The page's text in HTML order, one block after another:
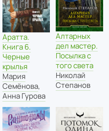
Аратта.
Книга 6.
Черные
крылья
Мария
Семёнова,
Анна Гурова
Алтарных
дел мастер.
Посылка с
того света
Николай
Степанов